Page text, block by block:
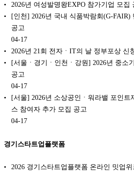
2026년 여성발명왕EXPO 참가기업 모집
[인천] 2026년 국내 식품박람회(G-FAIR)
공고
04-17
2026년 21회 전자ㆍIT의 날 정부포상 신
[서울ㆍ경기ㆍ인천ㆍ강원] 2026년 중소
공고
04-17
[서울] 2026년 소상공인ㆍ워라밸 포인트
스 참여자 추가 모집 공고
04-17
경기스타트업플랫폼
2026 경기스타트업플랫폼 온라인 밋업